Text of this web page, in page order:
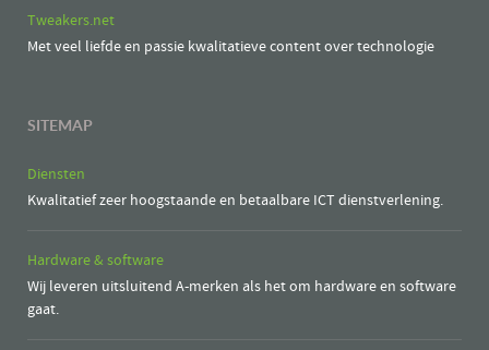
Tweakers.net
Met veel liefde en passie kwalitatieve content over technologie
SITEMAP
Diensten
Kwalitatief zeer hoogstaande en betaalbare ICT dienstverlening.
Hardware & software
Wij leveren uitsluitend A-merken als het om hardware en software
gaat.